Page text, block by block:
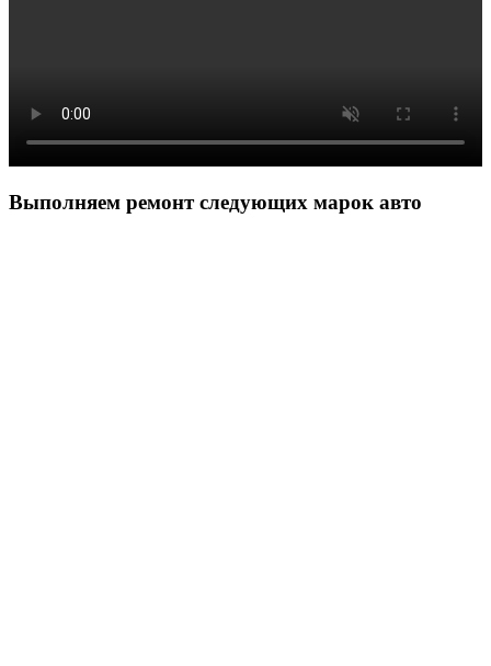
Выполняем ремонт следующих марок авто